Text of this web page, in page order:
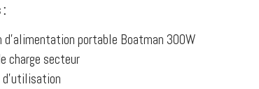
:
portable Boatman 300W
charge secteur